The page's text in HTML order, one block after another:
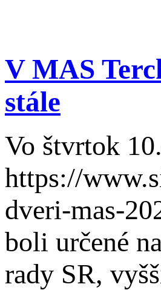
V MAS
stále
Vo štvrtok
https://
dveri-mas-
boli určené
rady SR,